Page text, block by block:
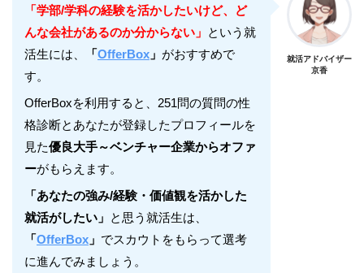
「学部/学科の経験を活かしたいけど、ど
んな会社があるのか分からない」 という就
活生には、
「OfferBox 」 がおすすめで
す。
OfferBoxを利用すると、251問の質問の性
格診断とあなたが登録したプロフィールを
見た優良大手～ベンチャー企業からオファ
ーがもらえます。
「あなたの強み/経験・価値観を活かした
就活がしたい」 と思う就活生は、
「OfferBox 」 でスカウトをもらって選考
に進んでみましょう。
就活アドバイザー
京香